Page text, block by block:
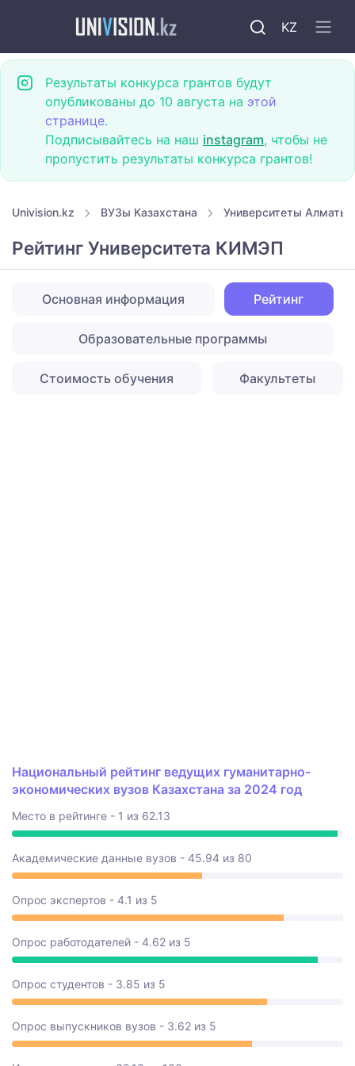
KZ
Результаты конкурса грантов будут
опубликованы до 10 августа на этой
странице.
Подписывайтесь на наш instagram, чтобы не
пропустить результаты конкурса грантов!
Univision.kz ВУЗы Казахстана Университеты Алматы
Рейтинг Университета КИМЭП
Основная информация Рейтинг
Образовательные программы
Стоимость обучения Факультеты
Национальный рейтинг ведущих гуманитарно-
экономических вузов Казахстана за 2024 год
Место в рейтинге - 1 из 62.13
Академические данные вузов - 45.94 из 80
Опрос экспертов - 4.1 из 5
Опрос работодателей - 4.62 из 5
Опрос студентов - 3.85 из 5
Опрос выпускников вузов - 3.62 из 5